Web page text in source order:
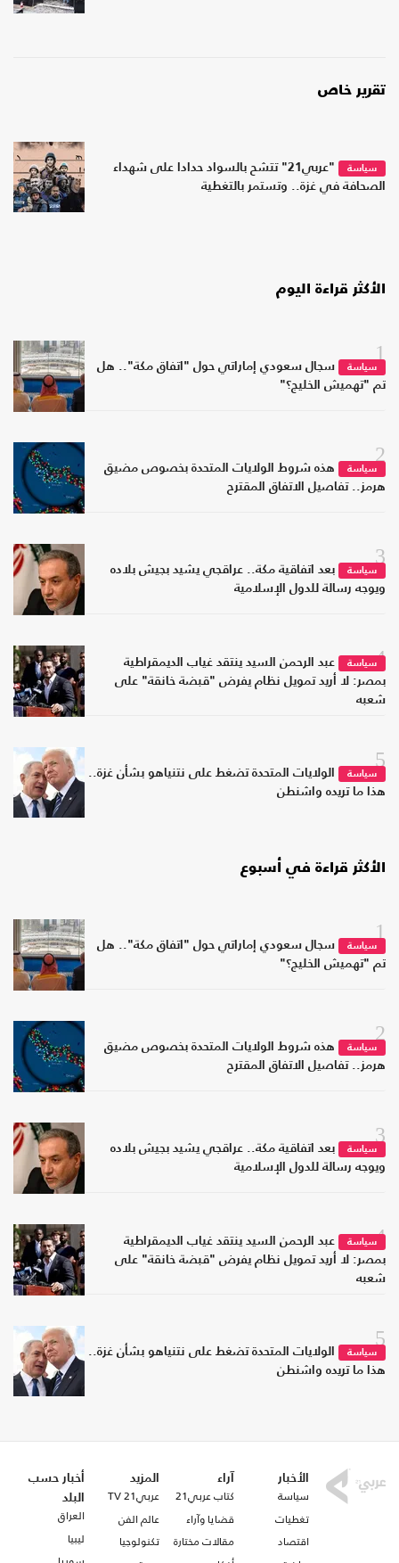
تقرير خاص
سياسة
"عربي21" تتشح بالسواد حدادا على شهداء
الصحافة في غزة.. وتستمر بالتغطية
الأكثر قراءة اليوم
1
سياسة
سجال سعودي إماراتي حول "اتفاق مكة".. هل
تم "تهميش الخليج؟"
2
سياسة
هذه شروط الولايات المتحدة بخصوص مضيق
هرمز.. تفاصيل الاتفاق المقترح
3
سياسة
بعد اتفاقية مكة.. عراقجي يشيد بجيش بلاده
ويوجه رسالة للدول الإسلامية
4سياسة
عبد الرحمن السيد ينتقد غياب الديمقراطية
بمصر: لا أريد تمويل نظام يفرض "قبضة خانقة" على
شعبه
5
سياسة
الولايات المتحدة تضغط على نتنياهو بشأن غزة..
هذا ما تريده واشنطن
الأكثر قراءة في أسبوع
1
سياسة
سجال سعودي إماراتي حول "اتفاق مكة".. هل
تم "تهميش الخليج؟"
2
سياسة
هذه شروط الولايات المتحدة بخصوص مضيق
هرمز.. تفاصيل الاتفاق المقترح
3
سياسة
بعد اتفاقية مكة.. عراقجي يشيد بجيش بلاده
ويوجه رسالة للدول الإسلامية
4سياسة
عبد الرحمن السيد ينتقد غياب الديمقراطية
بمصر: لا أريد تمويل نظام يفرض "قبضة خانقة" على
شعبه
5
سياسة
الولايات المتحدة تضغط على نتنياهو بشأن غزة..
هذا ما تريده واشنطن
الأخبار
سياسة
تغطيات
اقتصاد
آراء
كتاب عربي21
قضايا وآراء
مقالات مختارة
المزيد
عربي21 TV
عالم الفن
تكنولوجيا
أخبار حسب
البلد
العراق
ليبيا